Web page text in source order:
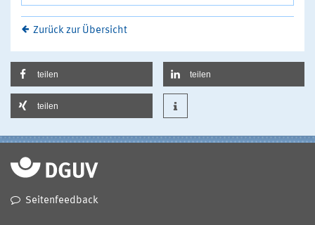
Zurück zur Übersicht
teilen teilen
teilen
Seitenfeedback